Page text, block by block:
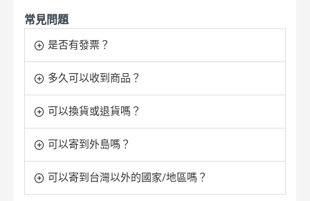
常見問題
是否有發票？
多久可以收到商品？
可以換貨或退貨嗎？
可以寄到外島嗎？
可以寄到台灣以外的國家/地區嗎？